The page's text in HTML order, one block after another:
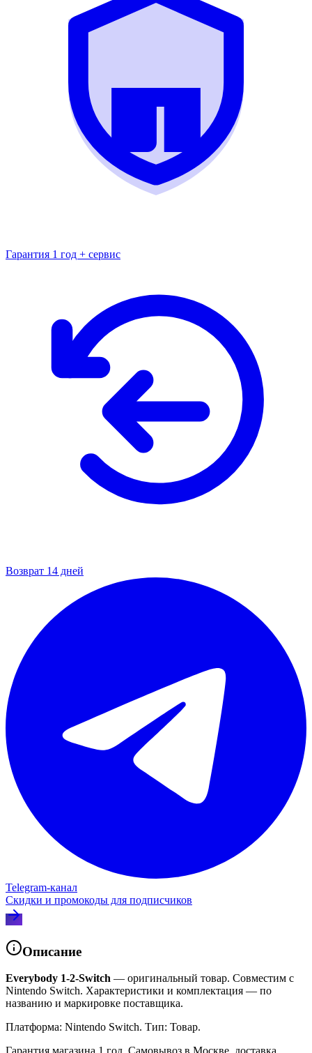
Гарантия 1 год + сервис
Возврат 14 дней
Telegram‑канал
Скидки и промокоды для подписчиков
Описание
Everybody 1-2-Switch — оригинальный товар. Совместим с
Nintendo Switch. Характеристики и комплектация — по
названию и маркировке поставщика.
Платформа: Nintendo Switch. Тип: Товар.